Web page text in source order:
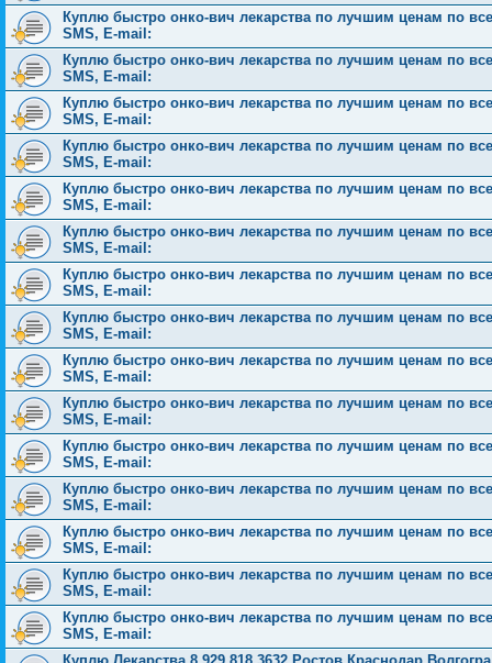
Куплю быстро онко-вич лекарства по лучшим ценам по
SMS, E-mail:
Куплю быстро онко-вич лекарства по лучшим ценам по
SMS, E-mail:
Куплю быстро онко-вич лекарства по лучшим ценам по
SMS, E-mail:
Куплю быстро онко-вич лекарства по лучшим ценам по
SMS, E-mail:
Куплю быстро онко-вич лекарства по лучшим ценам по
SMS, E-mail:
Куплю быстро онко-вич лекарства по лучшим ценам по
SMS, E-mail:
Куплю быстро онко-вич лекарства по лучшим ценам по
SMS, E-mail:
Куплю быстро онко-вич лекарства по лучшим ценам по
SMS, E-mail:
Куплю быстро онко-вич лекарства по лучшим ценам по
SMS, E-mail:
Куплю быстро онко-вич лекарства по лучшим ценам по
SMS, E-mail:
Куплю быстро онко-вич лекарства по лучшим ценам по
SMS, E-mail:
Куплю быстро онко-вич лекарства по лучшим ценам по
SMS, E-mail:
Куплю быстро онко-вич лекарства по лучшим ценам по
SMS, E-mail:
Куплю быстро онко-вич лекарства по лучшим ценам по
SMS, E-mail:
Куплю быстро онко-вич лекарства по лучшим ценам по
SMS, E-mail: